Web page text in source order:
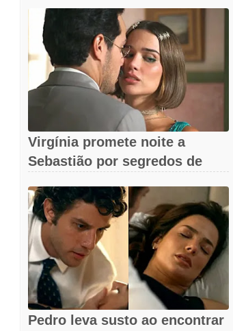
Virgínia promete noite a
Sebastião por segredos de
Pedro leva susto ao encontrar